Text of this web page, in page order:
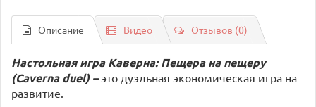
Описание Видео Отзывов (0)
Настольная игра Каверна: Пещера на пещеру
(Caverna duel) –это дуэльная экономическая игра на
развитие.